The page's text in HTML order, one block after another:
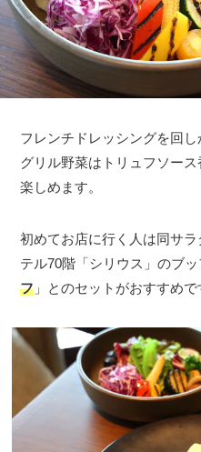
フレンチドレッシングを回
グリル野菜はトリュフソー
楽しめます。
初めてお店に行く人は同サ
テル70階「シリウス」のブ
フ 」とのセットがおすすめで